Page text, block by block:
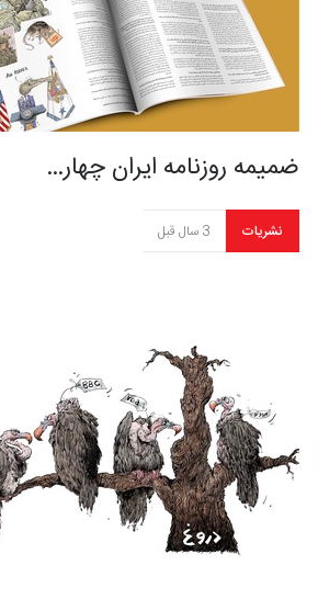
ضمیمه روزنامه ایران چهار…
نشریات 3 سال قبل